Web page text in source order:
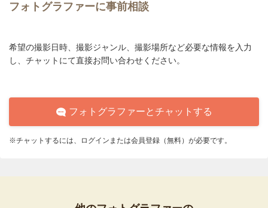
フォトグラファーに事前相談
希望の撮影日時、撮影ジャンル、撮影場所など必要な情報を入力
し、チャットにて直接お問い合わせください。
フォトグラファーとチャットする
※チャットするには、ログインまたは会員登録（無料）が必要です。